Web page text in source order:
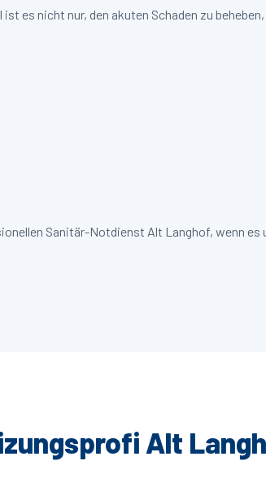
es nicht nur, den akuten Schaden zu beheben,
Sanitär-Notdienst Alt Langhof, wenn es
Alt